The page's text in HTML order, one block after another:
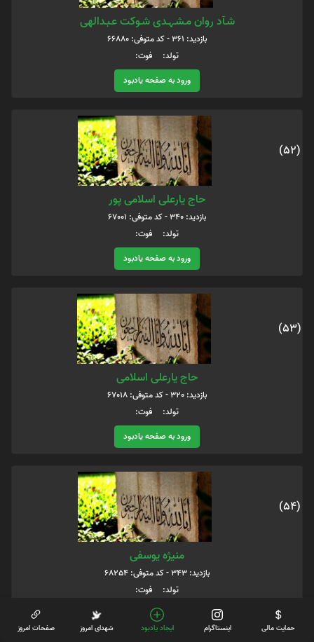
شـآد روان مـشـہـدی شـوکت عـبـدالهی
بازدید: 361 - کد متوفی: 66880
تولد: فوت:
ورود به صفحه یادبود
(52)
حاج یارعلی اسلامی پور
بازدید: 340 - کد متوفی: 67001
تولد: فوت:
ورود به صفحه یادبود
(53)
حاج یارعلی اسلامی
بازدید: 320 - کد متوفی: 67018
تولد: فوت:
ورود به صفحه یادبود
(54)
منیژه یوسفی
بازدید: 343 - کد متوفی: 68254
تولد: فوت:
ورود به صفحه یادبود
حمایت مالی اینستاگرام ایجاد یادبود شهدای امروز صفحات امروز